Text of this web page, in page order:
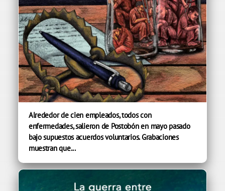
Alrededor de cien empleados, todos con
enfermedades, salieron de Postobón en mayo pasado
bajo supuestos acuerdos voluntarios. Grabaciones
muestran que...